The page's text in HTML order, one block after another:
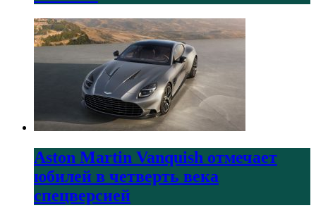
Aston Martin Vanquish отмечает
юбилей в четверть века
спецверсией